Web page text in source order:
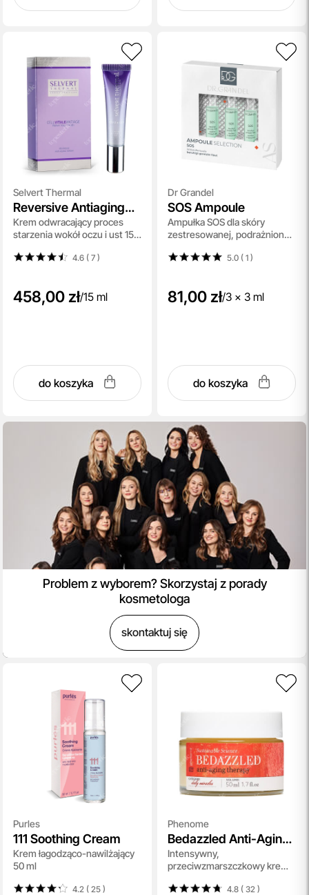
Selvert Thermal
Reversive Antiaging
Cream Eyes&Lips
Krem odwracający proces
starzenia wokół oczu i ust 15
4.6 ( 7)
458,00 zł/15 ml
do koszyka
Dr Grandel
SOS Ampoule
Ampułka SOS dla skóry
zestresowanej, podrażnionej,
5.0 ( 1)
81,00 zł/3 x 3 ml
do koszyka
Problem z wyborem? Skorzystaj z porady
kosmetologa
skontaktuj się
Purles
111 Soothing Cream
Krem łagodząco-nawilżający
50 ml
4.2 ( 25)
Phenome
Bedazzled Anti-Aging
Therapy
Intensywny,
przeciwzmarszczkowy krem
4.8 ( 32 )